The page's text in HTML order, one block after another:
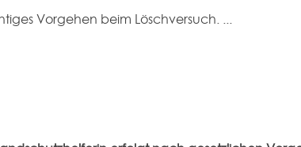
Vorgehen beim Löschversuch. ...